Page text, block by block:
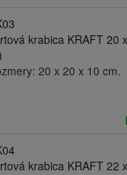
krabica KRAFT 20
20 x 20 x 10 cm.
krabica KRAFT 22